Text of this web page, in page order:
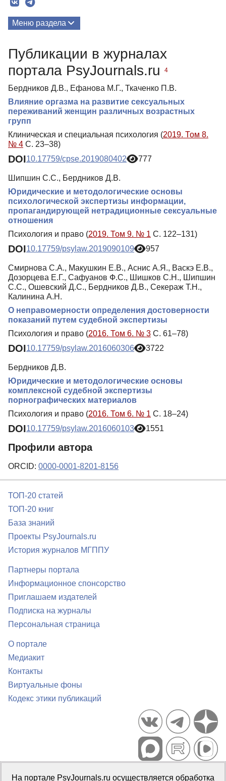
Меню раздела
Публикации в журналах
портала PsyJournals.ru
4
Бердников Д.В., Ефанова М.Г., Ткаченко П.В.
Влияние оргазма на развитие сексуальных
переживаний женщин различных возрастных
групп
Клиническая и специальная психология (2019. Том 8.
№ 4 С. 23–38)
DOI10.17759/cpse.2019080402 777
Шипшин С.С., Бердников Д.В.
Юридические и методологические основы
психологической экспертизы информации,
пропагандирующей нетрадиционные сексуальные
отношения
Психология и право (2019. Том 9. № 1 С. 122–131)
DOI10.17759/psylaw.2019090109 957
Смирнова С.А., Макушкин Е.В., Аснис А.Я., Васкэ Е.В.,
Дозорцева Е.Г., Сафуанов Ф.С., Шишков С.Н., Шипшин
С.С., Ошевский Д.С., Бердников Д.В., Секераж Т.Н.,
Калинина А.Н.
О неправомерности определения достоверности
показаний путем судебной экспертизы
Психология и право (2016. Том 6. № 3 С. 61–78)
DOI10.17759/psylaw.2016060306 3722
Бердников Д.В.
Юридические и методологические основы
комплексной судебной экспертизы
порнографических материалов
Психология и право (2016. Том 6. № 1 С. 18–24)
DOI10.17759/psylaw.2016060103 1551
Профили автора
ORCID: 0000-0001-8201-8156
ТОП-20 статей
ТОП-20 книг
База знаний
Проекты PsyJournals.ru
История журналов МГППУ
Партнеры портала
Информационное спонсорство
Приглашаем издателей
Подписка на журналы
Персональная страница
О портале
Медиакит
Контакты
Виртуальные фоны
Кодекс этики публикаций
Портал психологических изданий PsyJournals.ru, 2007–2026
На портале PsyJournals.ru осуществляется обработка